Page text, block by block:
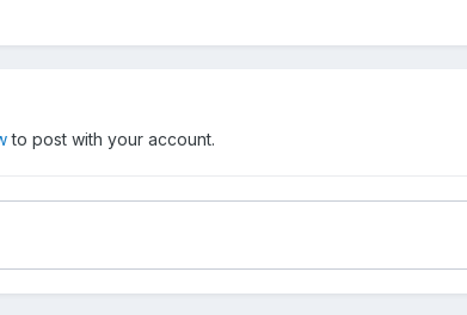
to post with your account.